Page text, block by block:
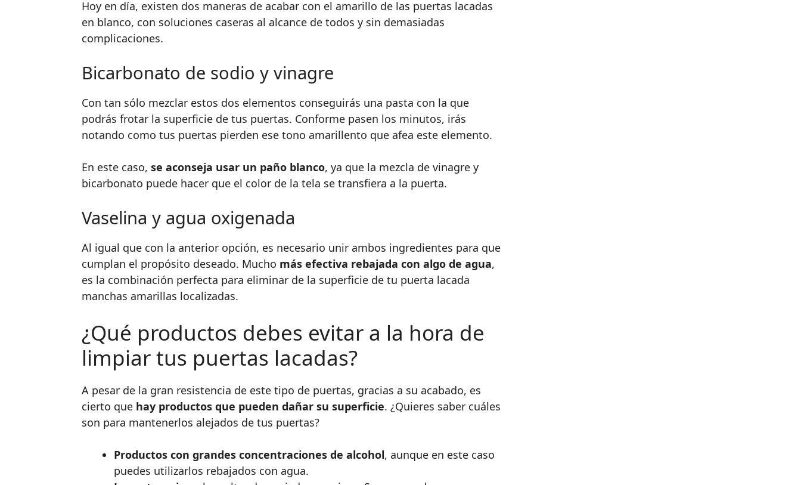
Hoy en día, existen dos maneras de acabar con el amarillo de las puertas lacadas
en blanco, con soluciones caseras al alcance de todos y sin demasiadas
complicaciones.
Bicarbonato de sodio y vinagre
Con tan sólo mezclar estos dos elementos conseguirás una pasta con la que
podrás frotar la superficie de tus puertas. Conforme pasen los minutos, irás
notando como tus puertas pierden ese tono amarillento que afea este elemento.
En este caso, se aconseja usar un paño blanco, ya que la mezcla de vinagre y
bicarbonato puede hacer que el color de la tela se transfiera a la puerta.
Vaselina y agua oxigenada
Al igual que con la anterior opción, es necesario unir ambos ingredientes para que
cumplan el propósito deseado. Mucho más efectiva rebajada con algo de agua,
es la combinación perfecta para eliminar de la superficie de tu puerta lacada
manchas amarillas localizadas.
¿Qué productos debes evitar a la hora de
limpiar tus puertas lacadas?
A pesar de la gran resistencia de este tipo de puertas, gracias a su acabado, es
cierto que hay productos que pueden dañar su superficie. ¿Quieres saber cuáles
son para mantenerlos alejados de tus puertas?
Productos con grandes concentraciones de alcohol, aunque en este caso
puedes utilizarlos rebajados con agua.